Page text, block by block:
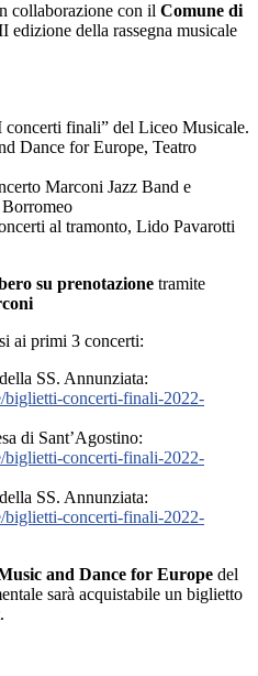
collaborazione con il Comune di
edizione della rassegna musicale
concerti finali” del Liceo Musicale.
Dance for Europe, Teatro
Marconi Jazz Band e
al tramonto, Lido Pavarotti
su prenotazione tramite
ai primi 3 concerti:
SS. Annunziata:
biglietti-concerti-finali-2022-
di Sant’Agostino:
biglietti-concerti-finali-2022-
SS. Annunziata:
biglietti-concerti-finali-2022-
and Dance for Europe del
sarà acquistabile un biglietto